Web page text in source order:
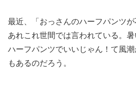
最近、「おっさんのハーフパンツが
あれこれ世間では言われている。
ハーフパンツでいいじゃん！て風
もあるのだろう。